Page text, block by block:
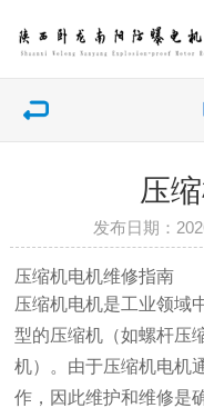
压
发布日期：
压缩机电机维修指南
压缩机电机是工业领域
型的压缩机（如螺杆压
机）。由于压缩机电机
作，因此维护和维修是